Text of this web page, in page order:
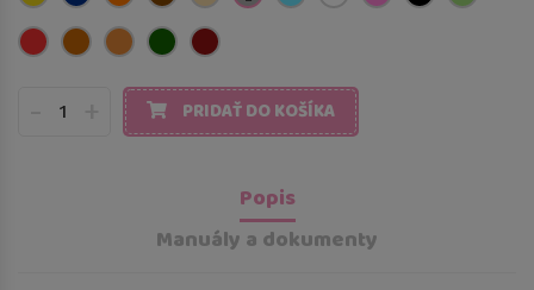
PRIDAŤ DO KOŠÍKA
Popis
Manuály a dokumenty